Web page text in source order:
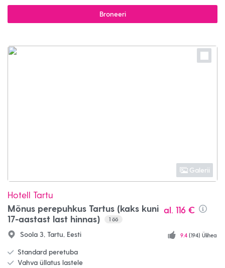
Broneeri
Galerii
Hotell Tartu
Mõnus perepuhkus Tartus (kaks kuni
17-aastast last hinnas)
1 öö
al. 116 € Info
Soola 3, Tartu, Eesti 9.4 (194) Ülihea
Standard peretuba
Vahva üllatus lastele